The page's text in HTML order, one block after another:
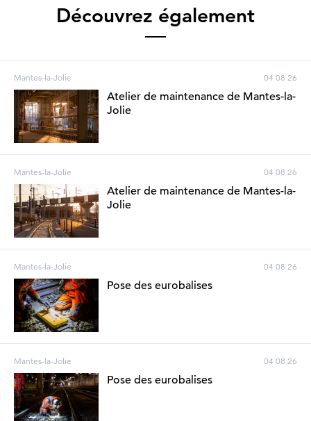
Découvrez également
Mantes-la-Jolie 04 08 26
Atelier de maintenance de Mantes-la-
Jolie
Mantes-la-Jolie 04 08 26
Atelier de maintenance de Mantes-la-
Jolie
Mantes-la-Jolie 04 08 26
Pose des eurobalises
Mantes-la-Jolie 04 08 26
Pose des eurobalises